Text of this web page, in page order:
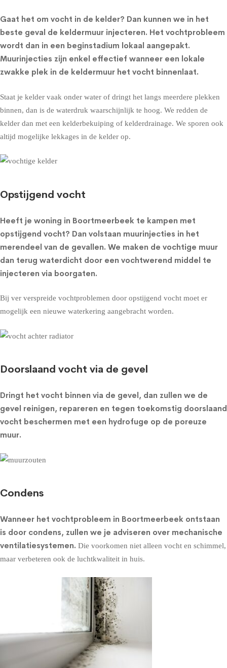
Gaat het om vocht in de kelder? Dan kunnen we in het
beste geval de keldermuur injecteren. Het vochtprobleem
wordt dan in een beginstadium lokaal aangepakt.
Muurinjecties zijn enkel effectief wanneer een lokale
zwakke plek in de keldermuur het vocht binnenlaat.
Staat je kelder vaak onder water of dringt het langs meerdere plekken
binnen, dan is de waterdruk waarschijnlijk te hoog. We redden de
kelder dan met een kelderbekuiping of kelderdrainage. We sporen ook
altijd mogelijke lekkages in de kelder op.
Opstijgend vocht
Heeft je woning in Boortmeerbeek te kampen met
opstijgend vocht? Dan volstaan muurinjecties in het
merendeel van de gevallen. We maken de vochtige muur
dan terug waterdicht door een vochtwerend middel te
injecteren via boorgaten.
Bij ver verspreide vochtproblemen door opstijgend vocht moet er
mogelijk een nieuwe waterkering aangebracht worden.
Doorslaand vocht via de gevel
Dringt het vocht binnen via de gevel, dan zullen we de
gevel reinigen, repareren en tegen toekomstig doorslaand
vocht beschermen met een hydrofuge op de poreuze
muur.
Condens
Wanneer het vochtprobleem in Boortmeerbeek ontstaan
is door condens, zullen we je adviseren over mechanische
ventilatiesystemen. Die voorkomen niet alleen vocht en schimmel,
maar verbeteren ook de luchtkwaliteit in huis.